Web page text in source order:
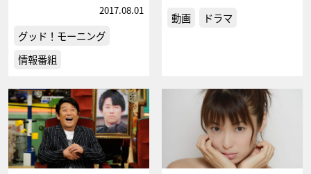
2017.08.01
グッド！モーニング
情報番組
動画 ドラマ